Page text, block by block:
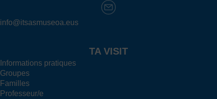
info@itsasmuseoa.eus
TA VISIT
Informations pratiques
Groupes
Familles
Professeur/e